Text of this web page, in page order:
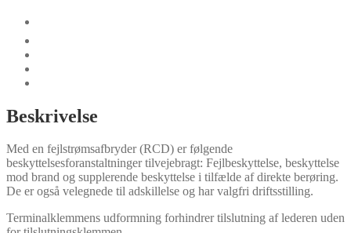
Beskrivelse
Med en fejlstrømsafbryder (RCD) er følgende
beskyttelsesforanstaltninger tilvejebragt: Fejlbeskyttelse, beskyttelse
mod brand og supplerende beskyttelse i tilfælde af direkte berøring.
De er også velegnede til adskillelse og har valgfri driftsstilling.
Terminalklemmens udformning forhindrer tilslutning af lederen uden